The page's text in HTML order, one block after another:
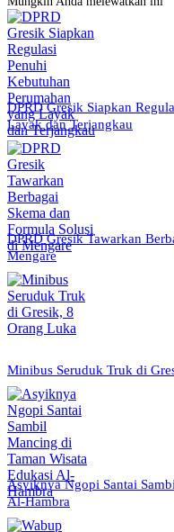
DPRD Gresik Siapkan
Layak dan Terjangkau
DPRD Gresik Tawarkan
Mengare
Minibus Seruduk Truk di
Asyiknya Ngopi Santai
Al-Hambra